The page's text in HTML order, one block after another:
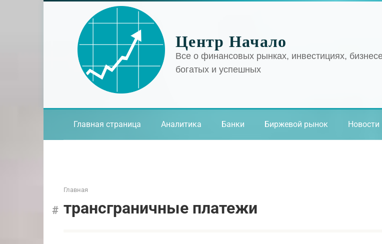
Центр Начало
Все о финансовых рынках, инвестициях,
богатых и успешных
Главная страница Аналитика Банки Биржевой рынок Новости
Главная
трансграничные платежи